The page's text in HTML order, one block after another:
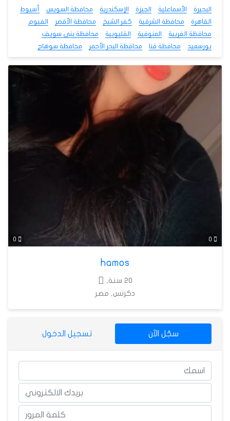
البحيرة
الأسماعلية الجيزة الإسكندرية محافظة السويس
أسيوط
القاهرة
محافظة الشرقية كفر الشيخ محافظة الأقصر
الفيوم
محافظة الغربية
المنوفية القليوبية
محافظة بنى سويف
بورسعيد
محافظة قنا محافظة البحر الأحمر محافظة سوهاج
hamos
20 سنة,
دكرنس, مصر
سجّل الآن تسجيل الدخول